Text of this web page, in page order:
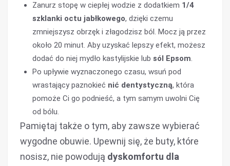
Zanurz stopę w ciepłej wodzie z dodatkiem 1/4
szklanki octu jabłkowego, dzięki czemu
zmniejszysz obrzęk i złagodzisz ból. Mocz ją przez
około 20 minut. Aby uzyskać lepszy efekt, możesz
dodać do niej mydło kastylijskie lub sól Epsom.
Po upływie wyznaczonego czasu, wsuń pod
wrastający paznokieć nić dentystyczną, która
pomoże Ci go podnieść, a tym samym uwolni Cię
od bólu.
Pamiętaj także o tym, aby zawsze wybierać
wygodne obuwie. Upewnij się, że buty, które
nosisz, nie powodują dyskomfortu dla